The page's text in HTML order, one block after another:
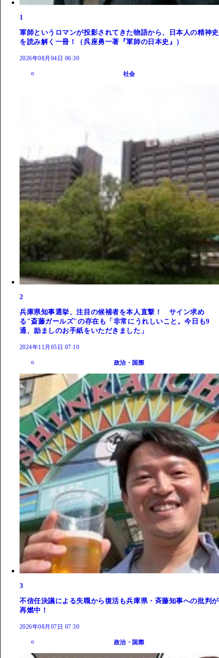
1
軍師というロマンが投影されてきた物語から、日本人の精神史
を読み解く一冊！（呉座勇一著『軍師の日本史』）
2026年08月04日 06:30
社会
2
兵庫県知事選挙、注目の候補者を本人直撃！ サイン求め
る"斎藤ガールズ"の存在も「非常にうれしいこと。今日も9
通、励ましのお手紙をいただきました」
2024年11月05日 07:10
政治・国際
3
不信任決議による失職から復活も兵庫県・斉藤知事への批判が
再燃中！
2026年08月07日 07:30
政治・国際